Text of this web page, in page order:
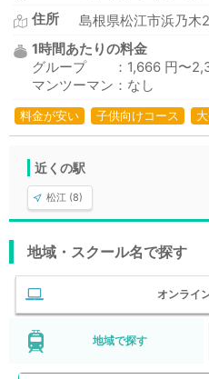
住所
島根県松江市浜乃木
1時間あたりの料金
グループ ：1,666 円〜
マンツーマン：なし
料金が安い 子供向けコース
近くの駅
松江 (8)
地域・スクール名で探す
オンライ
地域で探す